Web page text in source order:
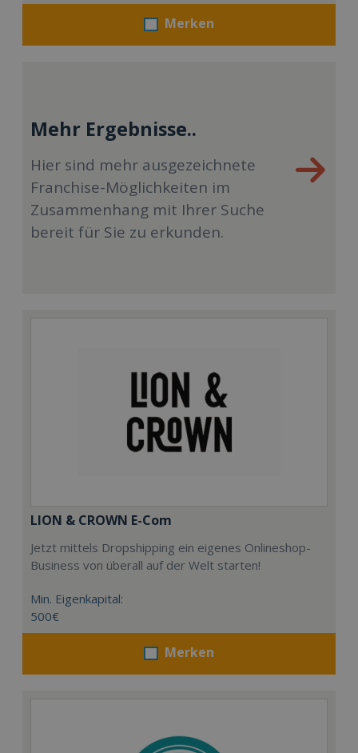
Merken
Mehr Ergebnisse..
Hier sind mehr ausgezeichnete
Franchise-Möglichkeiten im
Zusammenhang mit Ihrer Suche
bereit für Sie zu erkunden.
LION & CROWN E-Com
Jetzt mittels Dropshipping ein eigenes Onlineshop-
Business von überall auf der Welt starten!
Min. Eigenkapital:
500€
Merken